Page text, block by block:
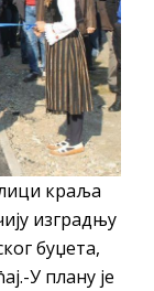
краља
изградњу
буџета,
У плану је